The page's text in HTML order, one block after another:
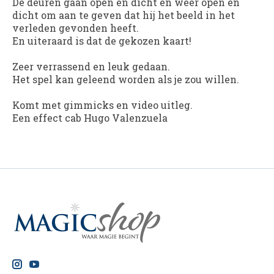
dicht om aan te geven dat hij het beeld in het
verleden gevonden heeft.
En uiteraard is dat de gekozen kaart!
Zeer verrassend en leuk gedaan.
Het spel kan geleend worden als je zou willen.
Komt met gimmicks en video uitleg.
Een effect cab Hugo Valenzuela